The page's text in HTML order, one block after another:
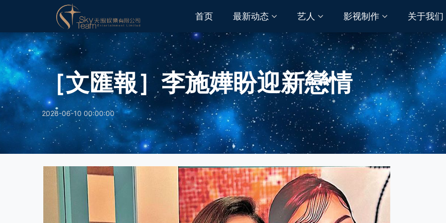
首页 最新动态 艺人 影视制作 关于我们
［文匯報］李施嬅盼迎新戀情
2026-06-10 00:00:00